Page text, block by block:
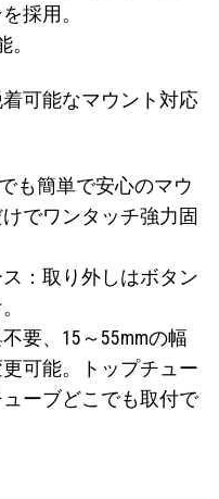
採用。
可能なマウント対応
も簡単で安心のマウ
でワンタッチ強力固
：取り外しはボタン
要、15～55mmの幅
可能。トップチュー
ーブどこでも取付で